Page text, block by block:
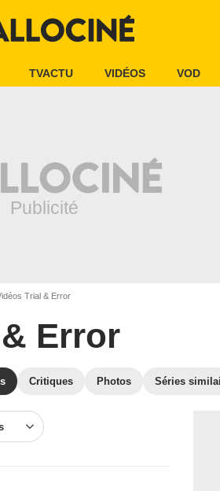
TVACTU VIDÉOS VOD
Trial & Error
Error
Critiques Photos Séries